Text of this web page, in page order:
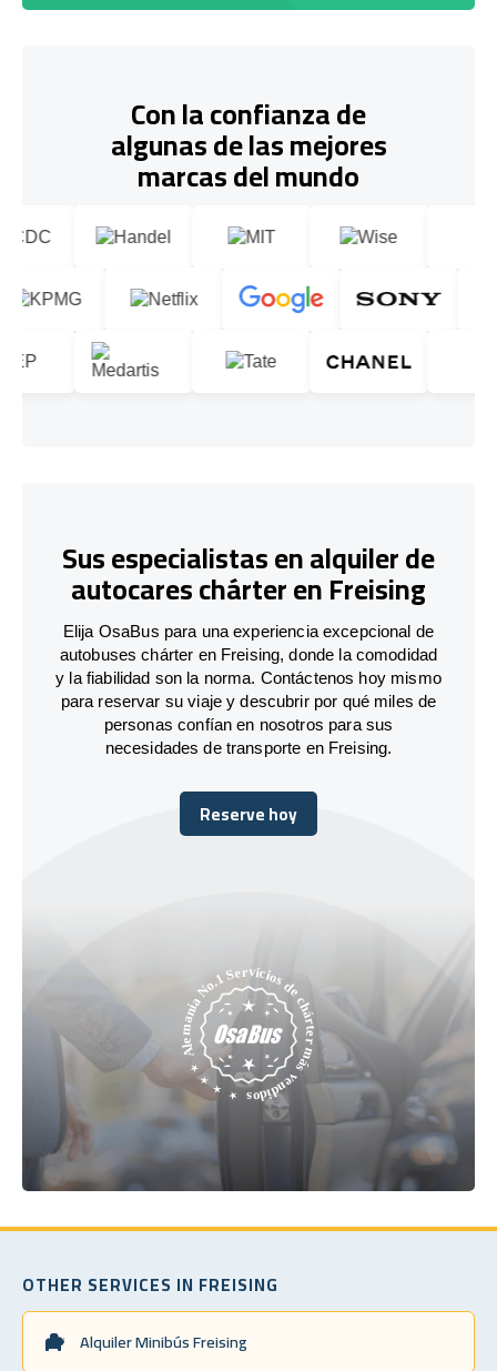
Con la confianza de
algunas de las mejores
marcas del mundo
Sus especialistas en alquiler de
autocares chárter en Freising
Elija OsaBus para una experiencia excepcional de
autobuses chárter en Freising, donde la comodidad
y la fiabilidad son la norma. Contáctenos hoy mismo
para reservar su viaje y descubrir por qué miles de
personas confían en nosotros para sus
necesidades de transporte en Freising.
Reserve hoy
Reserve hoy
OTHER SERVICES IN FREISING
Alquiler Minibús Freising